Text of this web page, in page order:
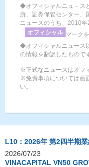
◆オフィシャルニュ－ス
所、証券保管センター、
ニュースのうち、2010
オフィシャル マーク
◆オフィシャルニュース
の情報を翻訳したもので
※正式なニュースはオフ
※免責事項については画
い。
L10：2026年 第2四半期
2026/07/23
VINACAPITAL VN50